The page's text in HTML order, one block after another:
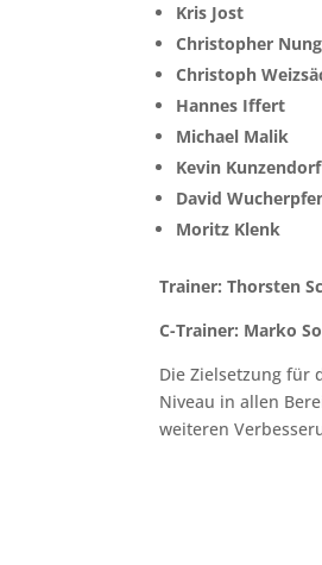
Kris Jost
Christopher
Christoph
Hannes Iffert
Michael Malik
Kevin Kunzendorf
David
Moritz Klenk
Trainer: Thorsten
C-Trainer: Marko
Die Zielsetzung für
Niveau in allen
weiteren